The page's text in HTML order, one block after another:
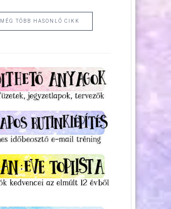
MÉG TÖBB HASONLÓ CIKK